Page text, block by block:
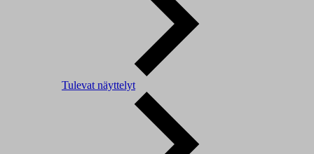
Tulevat näyttelyt